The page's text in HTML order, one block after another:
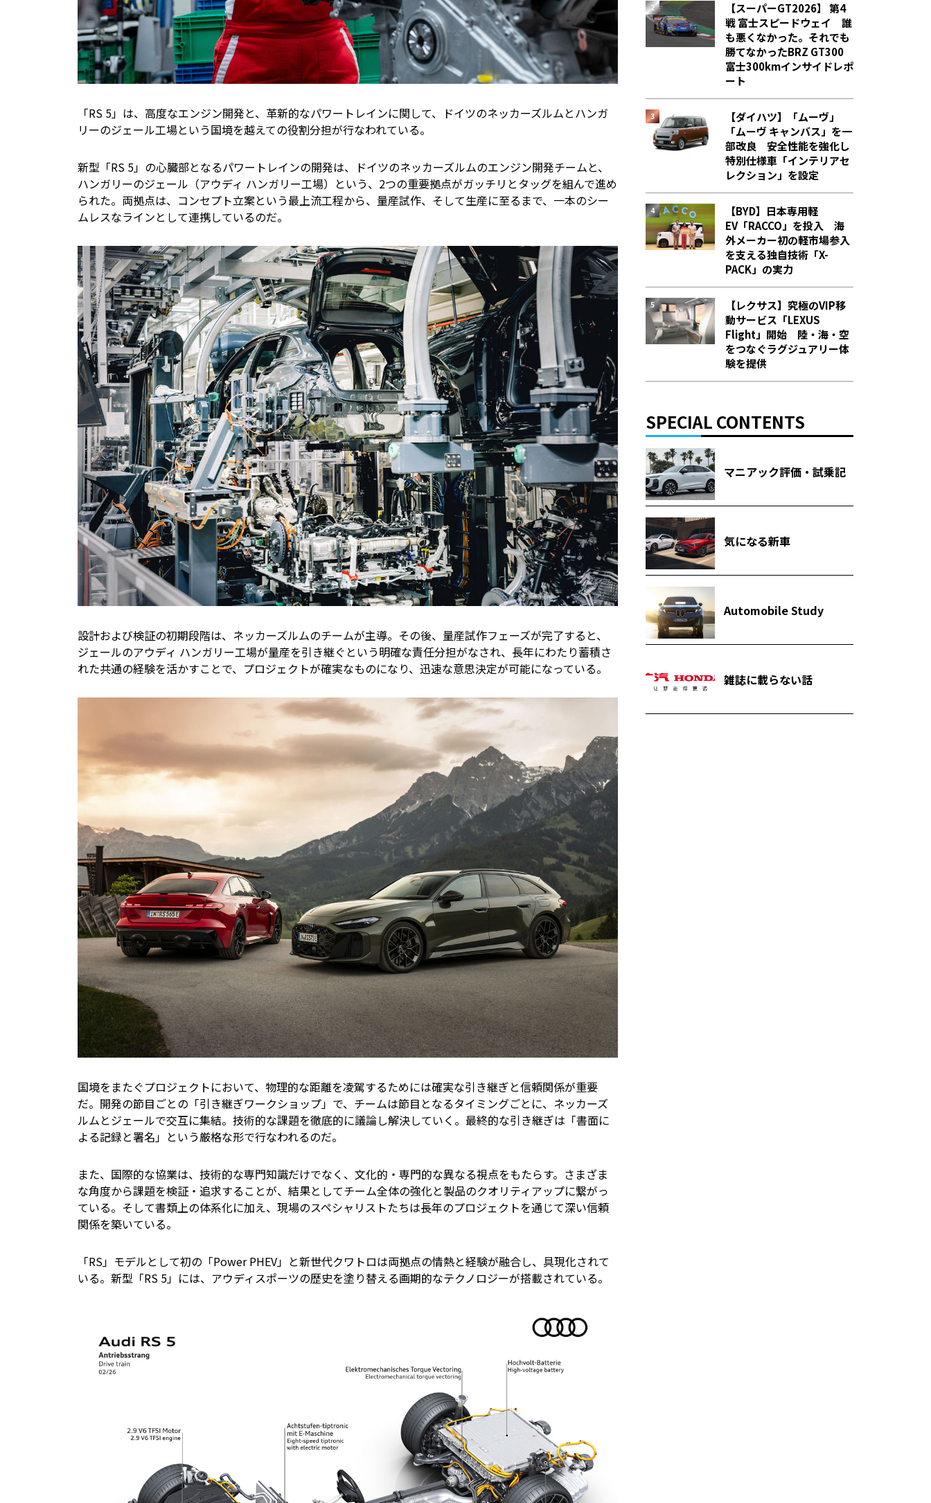
「RS 5」は、高度なエンジン開発と、革新的なパワートレインに関して、ドイツのネッカーズルムとハンガ
リーのジェール工場という国境を越えての役割分担が行なわれている。
新型「RS 5」の心臓部となるパワートレインの開発は、ドイツのネッカーズルムのエンジン開発チームと、
ハンガリーのジェール（アウディ ハンガリー工場）という、2つの重要拠点がガッチリとタッグを組んで進め
られた。両拠点は、コンセプト立案という最上流工程から、量産試作、そして生産に至るまで、一本のシー
ムレスなラインとして連携しているのだ。
設計および検証の初期段階は、ネッカーズルムのチームが主導。その後、量産試作フェーズが完了すると、
ジェールのアウディ ハンガリー工場が量産を引き継ぐという明確な責任分担がなされ、長年にわたり蓄積さ
れた共通の経験を活かすことで、プロジェクトが確実なものになり、迅速な意思決定が可能になっている。
国境をまたぐプロジェクトにおいて、物理的な距離を凌駕するためには確実な引き継ぎと信頼関係が重要
だ。開発の節目ごとの「引き継ぎワークショップ」で、チームは節目となるタイミングごとに、ネッカーズ
ルムとジェールで交互に集結。技術的な課題を徹底的に議論し解決していく。最終的な引き継ぎは「書面に
よる記録と署名」という厳格な形で行なわれるのだ。
また、国際的な協業は、技術的な専門知識だけでなく、文化的・専門的な異なる視点をもたらす。さまざま
な角度から課題を検証・追求することが、結果としてチーム全体の強化と製品のクオリティアップに繋がっ
ている。そして書類上の体系化に加え、現場のスペシャリストたちは長年のプロジェクトを通じて深い信頼
関係を築いている。
「RS」モデルとして初の「Power PHEV」と新世代クワトロは両拠点の情熱と経験が融合し、具現化されて
いる。新型「RS 5」には、アウディスポーツの歴史を塗り替える画期的なテクノロジーが搭載されている。
【スーパーGT2026】 第4
戦 富士スピードウェイ 誰
も悪くなかった。それでも
勝てなかった――BRZ GT300
富士300kmインサイドレポ
ート
【ダイハツ】「ムーヴ」
「ムーヴ キャンバス」を一
部改良 安全性能を強化し
特別仕様車「インテリアセ
レクション」を設定
【BYD】日本専用軽
EV「RACCO」を投入 海
外メーカー初の軽市場参入
を支える独自技術「X-
PACK」の実力
【レクサス】究極のVIP移
動サービス「LEXUS
Flight」開始 陸・海・空
をつなぐラグジュアリー体
験を提供
SPECIAL CONTENTS
マニアック評価・試乗記
気になる新車
Automobile Study
雑誌に載らない話